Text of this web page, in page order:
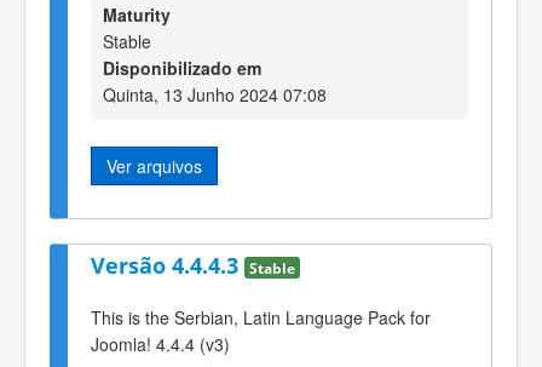
Maturity
Stable
Disponibilizado em
Quinta, 13 Junho 2024 07:08
Ver arquivos
Versão 4.4.4.3 Stable
This is the Serbian, Latin Language Pack for
Joomla! 4.4.4 (v3)